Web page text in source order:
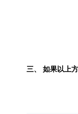
三、 如果以上